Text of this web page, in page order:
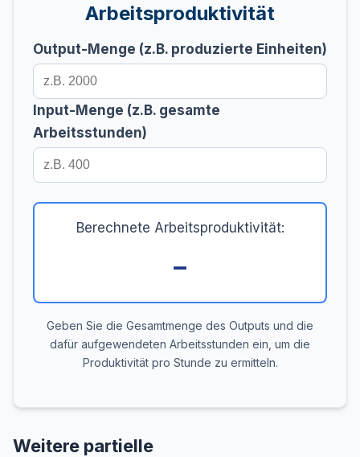
Arbeitsproduktivität
Output-Menge (z.B. produzierte Einheiten)
Input-Menge (z.B. gesamte
Arbeitsstunden)
Berechnete Arbeitsproduktivität:
–
Geben Sie die Gesamtmenge des Outputs und die
dafür aufgewendeten Arbeitsstunden ein, um die
Produktivität pro Stunde zu ermitteln.
Weitere partielle